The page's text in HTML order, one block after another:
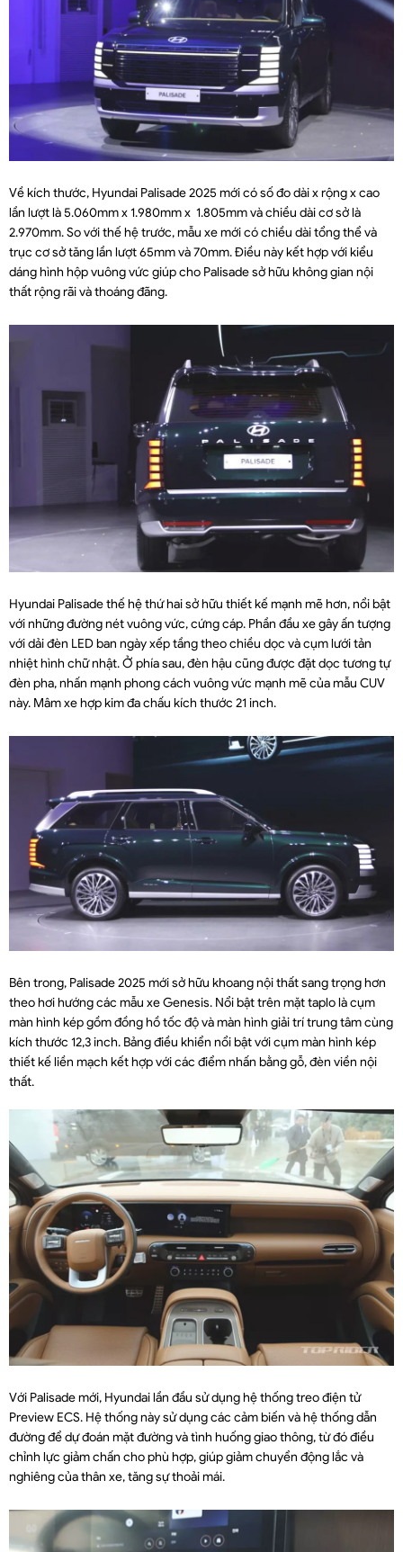
Về kích thước, Hyundai Palisade 2025 mới có số đo dài x rộng x cao
lần lượt là 5.060mm x 1.980mm x 1.805mm và chiều dài cơ sở là
2.970mm. So với thế hệ trước, mẫu xe mới có chiều dài tổng thể và
trục cơ sở tăng lần lượt 65mm và 70mm. Điều này kết hợp với kiểu
dáng hình hộp vuông vức giúp cho Palisade sở hữu không gian nội
thất rộng rãi và thoáng đãng.
Hyundai Palisade thế hệ thứ hai sở hữu thiết kế mạnh mẽ hơn, nổi bật
với những đường nét vuông vức, cứng cáp. Phần đầu xe gây ấn tượng
với dải đèn LED ban ngày xếp tầng theo chiều dọc và cụm lưới tản
nhiệt hình chữ nhật. Ở phía sau, đèn hậu cũng được đặt dọc tương tự
đèn pha, nhấn mạnh phong cách vuông vức mạnh mẽ của mẫu CUV
này. Mâm xe hợp kim đa chấu kích thước 21 inch.
Bên trong, Palisade 2025 mới sở hữu khoang nội thất sang trọng hơn
theo hơi hướng các mẫu xe Genesis. Nổi bật trên mặt taplo là cụm
màn hình kép gồm đồng hồ tốc độ và màn hình giải trí trung tâm cùng
kích thước 12,3 inch. Bảng điều khiển nổi bật với cụm màn hình kép
thiết kế liền mạch kết hợp với các điểm nhấn bằng gỗ, đèn viền nội
thất.
Với Palisade mới, Hyundai lần đầu sử dụng hệ thống treo điện tử
Preview ECS. Hệ thống này sử dụng các cảm biến và hệ thống dẫn
đường để dự đoán mặt đường và tình huống giao thông, từ đó điều
chỉnh lực giảm chấn cho phù hợp, giúp giảm chuyển động lắc và
nghiêng của thân xe, tăng sự thoải mái.